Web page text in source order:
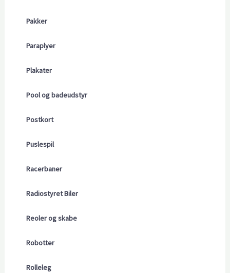
Pakker
Paraplyer
Plakater
Pool og badeudstyr
Postkort
Puslespil
Racerbaner
Radiostyret Biler
Reoler og skabe
Robotter
Rolleleg